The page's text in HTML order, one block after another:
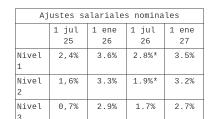
Ajustes salariales nominales
1 jul
25
1 ene
26
1 jul
26
1 ene
27
Nivel
1
2,4% 3.6% 2.8%* 3.5%
Nivel
2
1,6% 3.3% 1.9%* 3.2%
Nivel
0,7% 2.9% 1.7% 2.7%